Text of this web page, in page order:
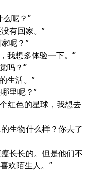
呢？”
有回家。”
呢？”
我想多体验一下。”
吗？”
生活。”
里呢？”
色的星球，我想去
生物什么样？你去了
长长的。但是他们不
欢陌生人。”